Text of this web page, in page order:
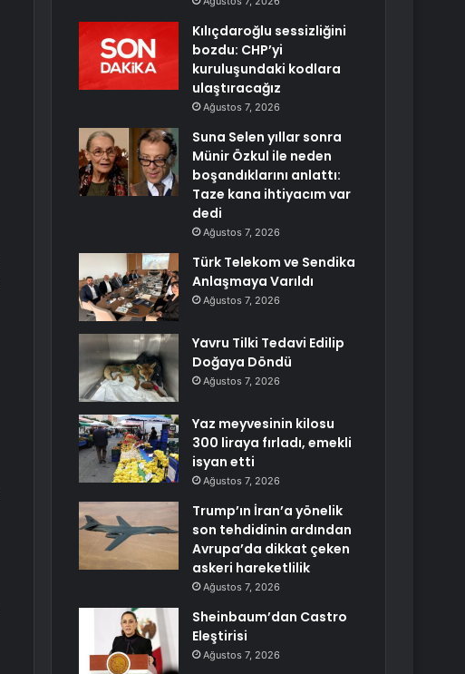
Kılıçdaroğlu sessizliğini
bozdu: CHP’yi
kuruluşundaki kodlara
ulaştıracağız
Ağustos 7, 2026
Suna Selen yıllar sonra
Münir Özkul ile neden
boşandıklarını anlattı:
Taze kana ihtiyacım var
dedi
Ağustos 7, 2026
Türk Telekom ve Sendika
Anlaşmaya Varıldı
Ağustos 7, 2026
Yavru Tilki Tedavi Edilip
Doğaya Döndü
Ağustos 7, 2026
Yaz meyvesinin kilosu
300 liraya fırladı, emekli
isyan etti
Ağustos 7, 2026
Trump’ın İran’a yönelik
son tehdidinin ardından
Avrupa’da dikkat çeken
askeri hareketlilik
Ağustos 7, 2026
Sheinbaum’dan Castro
Eleştirisi
Ağustos 7, 2026